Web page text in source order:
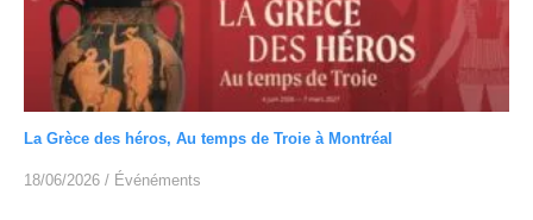
La Grèce des héros, Au temps de Troie à Montréal
18/06/2026 / Événéments